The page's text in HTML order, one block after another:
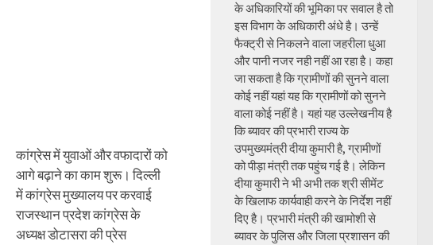
कांग्रेस में युवाओं और वफादारों को
आगे बढ़ाने का काम शुरू। दिल्ली
में कांग्रेस मुख्यालय पर करवाई
राजस्थान प्रदेश कांग्रेस के
अध्यक्ष डोटासरा की प्रेस
के अधिकारियों की भूमिका पर सवाल है तो
इस विभाग के अधिकारी अंधे है। उन्हें
फैक्ट्री से निकलने वाला जहरीला धुआ
और पानी नजर नही नहीं आ रहा है। कहा
जा सकता है कि ग्रामीणों की सुनने वाला
कोई नहीं यहां यह कि ग्रामीणों को सुनने
वाला कोई नहीं है। यहां यह उल्लेखनीय है
कि ब्यावर की प्रभारी राज्य के
उपमुख्यमंत्री दीया कुमारी है, ग्रामीणों
को पीड़ा मंत्री तक पहुंच गई है। लेकिन
दीया कुमारी ने भी अभी तक श्री सीमेंट
के खिलाफ कार्यवाही करने के निर्देश नहीं
दिए है। प्रभारी मंत्री की खामोशी से
ब्यावर के पुलिस और जिला प्रशासन की